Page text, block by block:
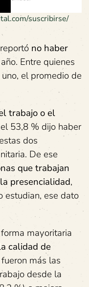
suscribirse/
no haber
Entre quienes
el promedio de
trabajo o el
53,8 % dijo haber
dos
De ese
que trabajan
presencialidad,
estudian, ese dato
mayoritaria
calidad de
más las
desde la